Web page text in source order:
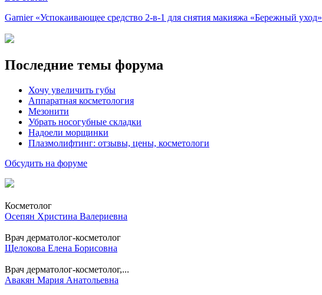
Garnier «Успокаивающее средство 2-в-1 для снятия макияжа «Бережный уход»
Последние темы форума
Хочу увеличить губы
Аппаратная косметология
Мезонити
Убрать носогубные складки
Надоели морщинки
Плазмолифтинг: отзывы, цены, косметологи
Обсудить на форуме
Косметолог
Осепян Христина Валериевна
Врач дерматолог-косметолог
Щелокова Елена Борисовна
Врач дерматолог-косметолог,...
Авакян Мария Анатольевна